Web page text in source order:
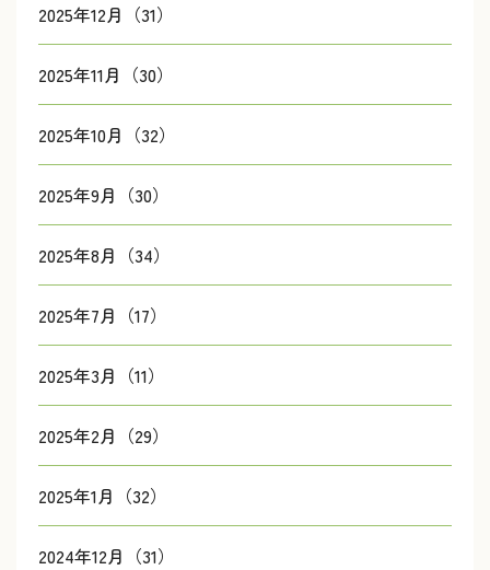
2025年12月（31）
2025年11月（30）
2025年10月（32）
2025年9月（30）
2025年8月（34）
2025年7月（17）
2025年3月（11）
2025年2月（29）
2025年1月（32）
2024年12月（31）